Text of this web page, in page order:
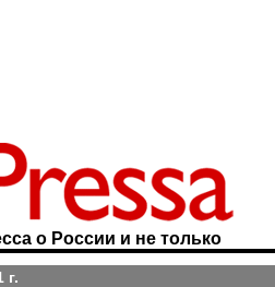
о России и не только
г.